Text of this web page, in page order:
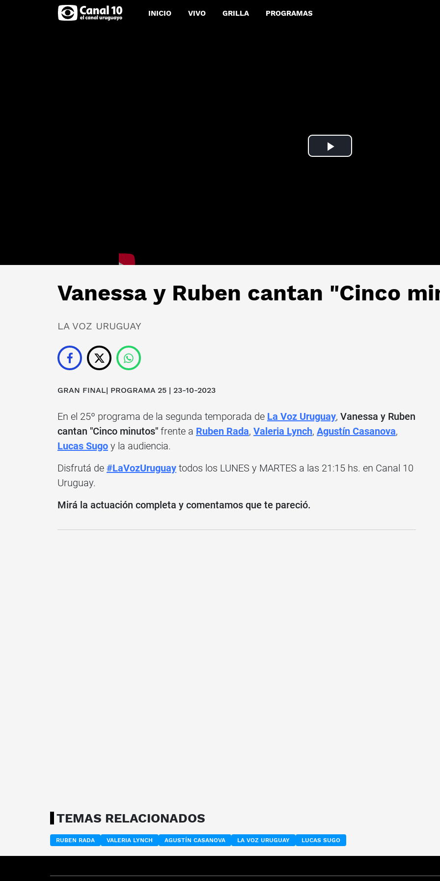
INICIO VIVO GRILLA PROGRAMAS
Play
Vanessa y Ruben cantan "Cinco
LA VOZ URUGUAY
GRAN FINAL| PROGRAMA 25 | 23-10-2023
En el 25º programa de la segunda temporada de La Voz Uruguay, Vanessa y Ruben
cantan "Cinco minutos" frente a Ruben Rada, Valeria Lynch, Agustín Casanova,
Lucas Sugo y la audiencia.
Disfrutá de #LaVozUruguay todos los LUNES y MARTES a las 21:15 hs. en Canal 10
Uruguay.
Mirá la actuación completa y comentamos que te pareció.
TEMAS RELACIONADOS
RUBEN RADA VALERIA LYNCH AGUSTÍN CASANOVA LA VOZ URUGUAY LUCAS SUGO